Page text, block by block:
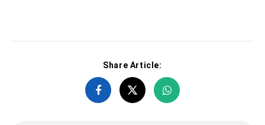
Share Article: